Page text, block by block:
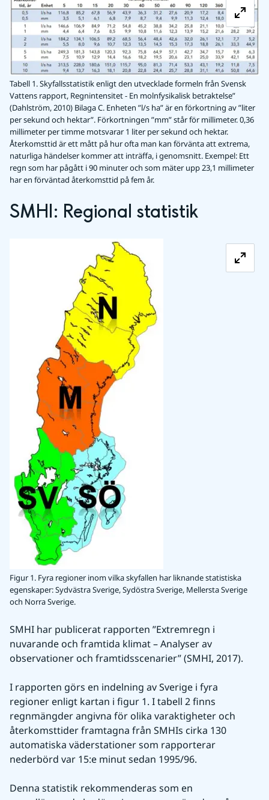
Tabell 1. Skyfallsstatistik enligt den utvecklade formeln från Svensk
Vattens rapport, Regnintensitet - En molnfysikalisk betraktelse”
(Dahlström, 2010) Bilaga C. Enheten ”l/s ha” är en förkortning av ”liter
per sekund och hektar”. Förkortningen ”mm” står för millimeter. 0,36
millimeter per timme motsvarar 1 liter per sekund och hektar.
Återkomsttid är ett mått på hur ofta man kan förvänta att extrema,
naturliga händelser kommer att inträffa, i genomsnitt. Exempel: Ett
regn som har pågått i 90 minuter och som mäter upp 23,1 millimeter
har en förväntad återkomsttid på fem år.
SMHI: Regional statistik
Figur 1. Fyra regioner inom vilka skyfallen har liknande statistiska
egenskaper: Sydvästra Sverige, Sydöstra Sverige, Mellersta Sverige
och Norra Sverige.
SMHI har publicerat rapporten ”Extremregn i
nuvarande och framtida klimat – Analyser av
observationer och framtidsscenarier” (SMHI, 2017).
I rapporten görs en indelning av Sverige i fyra
regioner enligt kartan i figur 1. I tabell 2 finns
regnmängder angivna för olika varaktigheter och
återkomsttider framtagna från SMHIs cirka 130
automatiska väderstationer som rapporterar
nederbörd var 15:e minut sedan 1995/96.
Denna statistik rekommenderas som en